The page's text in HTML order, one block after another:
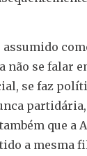
assumido
não se falar
se faz
que a
a mesma